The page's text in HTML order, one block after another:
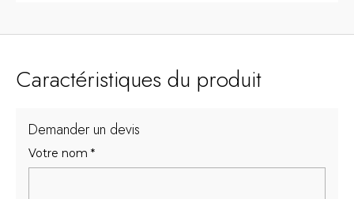
Caractéristiques du produit
Demander un devis
Votre nom *